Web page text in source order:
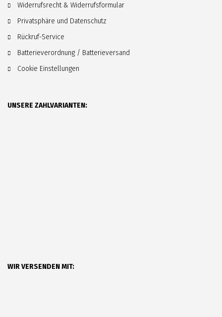
Widerrufsrecht & Widerrufsformular
Privatsphäre und Datenschutz
Rückruf-Service
Batterieverordnung / Batterieversand
Cookie Einstellungen
UNSERE ZAHLVARIANTEN:
WIR VERSENDEN MIT: